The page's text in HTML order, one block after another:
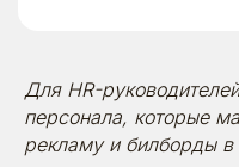
Для HR-
персонала, которые
рекламу и билборды в